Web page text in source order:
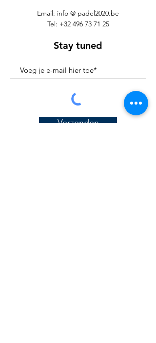
Email: info @ padel2020.be
Tel: +32 496 73 71 25
Stay tuned
Verzenden